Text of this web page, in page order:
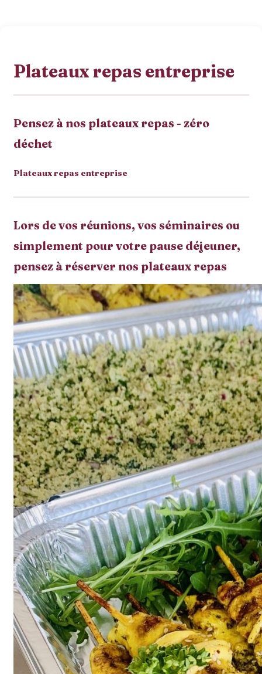
Plateaux repas entreprise
Pensez à nos plateaux repas - zéro
déchet
Plateaux repas entreprise
Lors de vos réunions, vos séminaires ou
simplement pour votre pause déjeuner,
pensez à réserver nos plateaux repas